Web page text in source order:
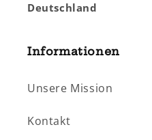
Deutschland
Informationen
Unsere Mission
Kontakt